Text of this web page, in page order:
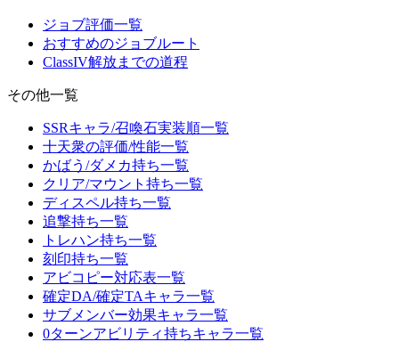
ジョブ評価一覧
おすすめのジョブルート
ClassIV解放までの道程
その他一覧
SSRキャラ/召喚石実装順一覧
十天衆の評価/性能一覧
かばう/ダメカ持ち一覧
クリア/マウント持ち一覧
ディスペル持ち一覧
追撃持ち一覧
トレハン持ち一覧
刻印持ち一覧
アビコピー対応表一覧
確定DA/確定TAキャラ一覧
サブメンバー効果キャラ一覧
0ターンアビリティ持ちキャラ一覧